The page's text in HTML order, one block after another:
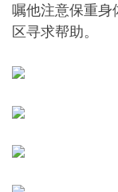
嘱他注意保重身
区寻求帮助。